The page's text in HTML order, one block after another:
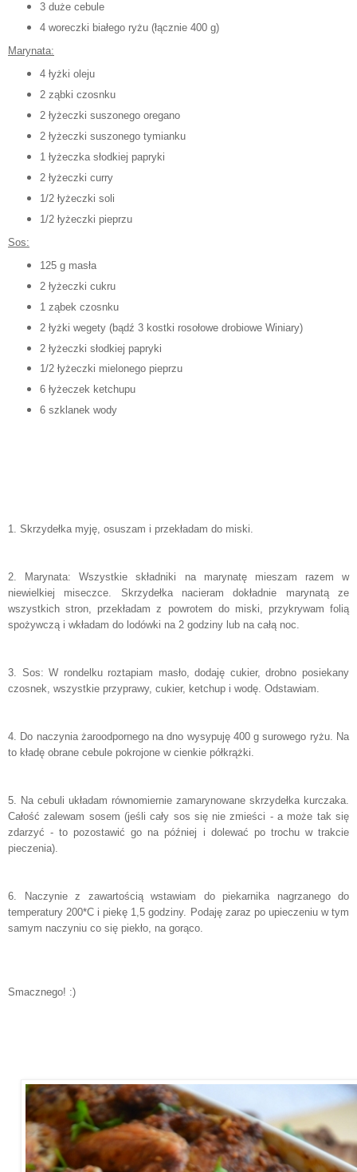
3 duże cebule
4 woreczki białego ryżu (łącznie 400 g)
Marynata:
4 łyżki oleju
2 ząbki czosnku
2 łyżeczki suszonego oregano
2 łyżeczki suszonego tymianku
1 łyżeczka słodkiej papryki
2 łyżeczki curry
1/2 łyżeczki soli
1/2 łyżeczki pieprzu
Sos:
125 g masła
2 łyżeczki cukru
1 ząbek czosnku
2 łyżki wegety (bądź 3 kostki rosołowe drobiowe Winiary)
2 łyżeczki słodkiej papryki
1/2 łyżeczki mielonego pieprzu
6 łyżeczek ketchupu
6 szklanek wody
1. Skrzydełka myję, osuszam i przekładam do miski.
2. Marynata: Wszystkie składniki na marynatę mieszam razem w
niewielkiej miseczce. Skrzydełka nacieram dokładnie marynatą ze
wszystkich stron, przekładam z powrotem do miski, przykrywam folią
spożywczą i wkładam do lodówki na 2 godziny lub na całą noc.
3. Sos: W rondelku roztapiam masło, dodaję cukier, drobno posiekany
czosnek, wszystkie przyprawy, cukier, ketchup i wodę. Odstawiam.
4. Do naczynia żaroodpornego na dno wysypuję 400 g surowego ryżu. Na
to kładę obrane cebule pokrojone w cienkie półkrążki.
5. Na cebuli układam równomiernie zamarynowane skrzydełka kurczaka.
Całość zalewam sosem (jeśli cały sos się nie zmieści - a może tak się
zdarzyć - to pozostawić go na później i dolewać po trochu w trakcie
pieczenia).
6. Naczynie z zawartością wstawiam do piekarnika nagrzanego do
temperatury 200*C i piekę 1,5 godziny. Podaję zaraz po upieczeniu w tym
samym naczyniu co się piekło, na gorąco.
Smacznego! :)